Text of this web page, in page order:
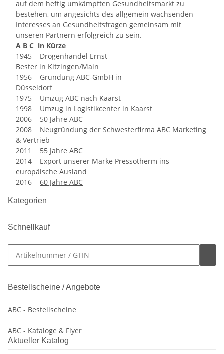
auf dem heftig umkämpften Gesundheitsmarkt zu
bestehen, um angesichts des allgemein wachsenden
Interesses an Gesundheitsfragen gemeinsam mit
unseren Partnern erfolgreich zu sein.
A B C in Kürze
1945 Drogenhandel Ernst
Bester in Kitzingen/Main
1956 Gründung ABC-GmbH in
Düsseldorf
1975 Umzug ABC nach Kaarst
1998 Umzug in Logistikcenter in Kaarst
2006 50 Jahre ABC
2008 Neugründung der Schwesterfirma ABC Marketing
& Vertrieb
2011 55 Jahre ABC
2014 Export unserer Marke Pressotherm ins
europäische Ausland
2016 60 Jahre ABC
Kategorien
Schnellkauf
Bestellscheine / Angebote
ABC - Bestellscheine
ABC - Kataloge & Flyer
Aktueller Katalog